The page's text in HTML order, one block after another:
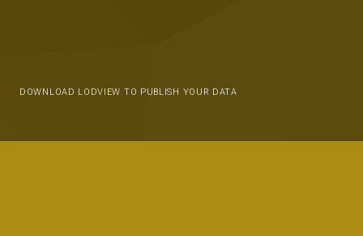
DOWNLOAD LODVIEW TO PUBLISH YOUR DATA